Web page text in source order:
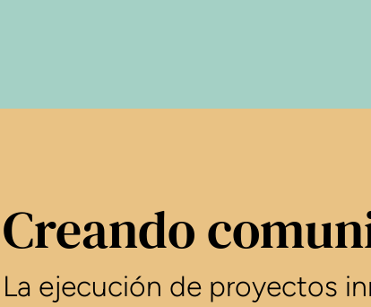
Creando
La ejecución de proyectos